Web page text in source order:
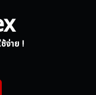
จ่าย !